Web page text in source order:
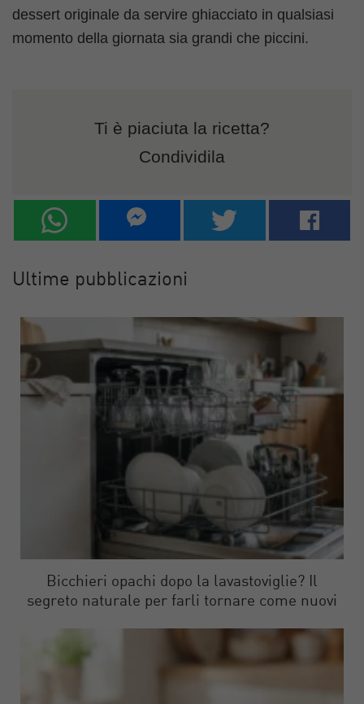
dessert originale da servire ghiacciato in qualsiasi
momento della giornata sia grandi che piccini.
Ti è piaciuta la ricetta?
Condividila
Ultime pubblicazioni
Bicchieri opachi dopo la lavastoviglie? Il
segreto naturale per farli tornare come nuovi